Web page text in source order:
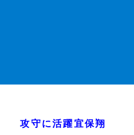
攻守に活躍宜保翔